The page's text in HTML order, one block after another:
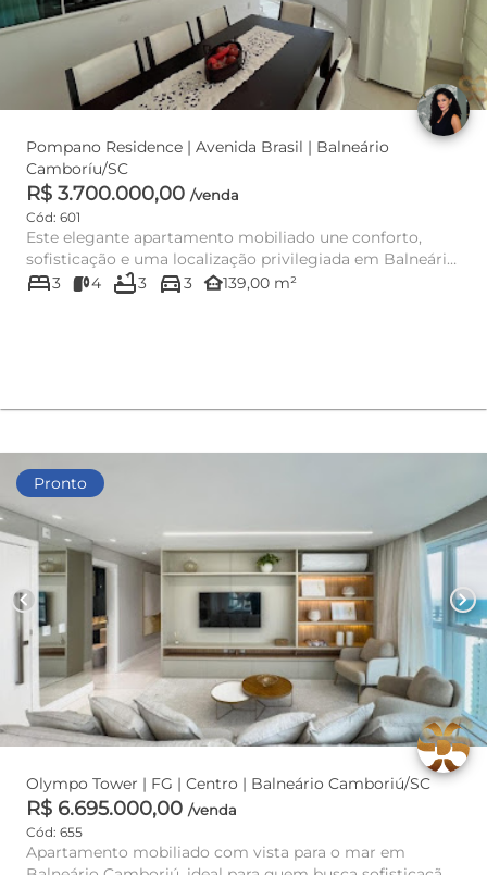
Pompano Residence | Avenida Brasil | Balneário
Camboríu/SC
R$ 3.700.000,00 /venda
Cód: 601
Este elegante apartamento mobiliado une conforto,
sofisticação e uma localização privilegiada em Balneário
Camboriú. S...
bed3 4 bathtub3 directions_car3 other_houses139,00 m²
Pronto
chevron_left chevron_right
Olympo Tower | FG | Centro | Balneário Camboriú/SC
R$ 6.695.000,00 /venda
Cód: 655
Apartamento mobiliado com vista para o mar em